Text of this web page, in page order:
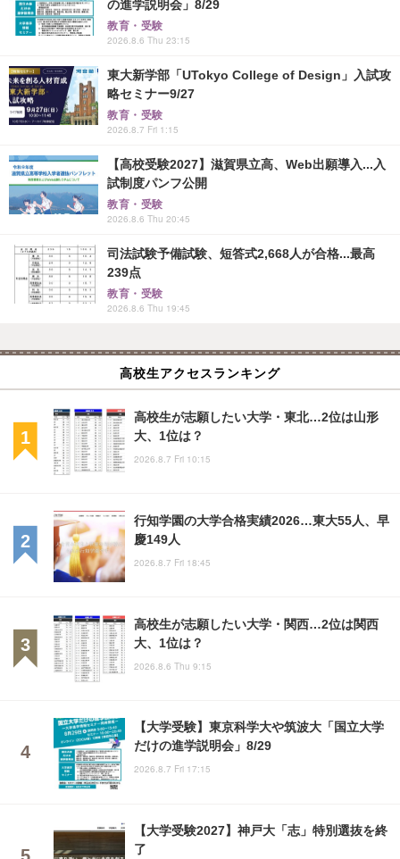
の進学説明会」8/29
教育・受験
2026.8.6 Thu 23:15
東大新学部「UTokyo College of Design」入試攻
略セミナー9/27
教育・受験
2026.8.7 Fri 1:15
【高校受験2027】滋賀県立高、Web出願導入...入
試制度パンフ公開
教育・受験
2026.8.6 Thu 20:45
司法試験予備試験、短答式2,668人が合格...最高
239点
教育・受験
2026.8.6 Thu 19:45
高校生アクセスランキング
高校生が志願したい大学・東北…2位は山形
大、1位は？
2026.8.7 Fri 10:15
行知学園の大学合格実績2026…東大55人、早
慶149人
2026.8.7 Fri 18:45
高校生が志願したい大学・関西…2位は関西
大、1位は？
2026.8.6 Thu 9:15
【大学受験】東京科学大や筑波大「国立大学
だけの進学説明会」8/29
2026.8.7 Fri 17:15
【大学受験2027】神戸大「志」特別選抜を終
了